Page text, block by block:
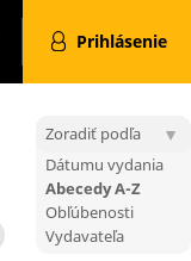
Prihlásenie
Zoradiť podľa
Dátumu vydania
Abecedy A-Z
Obľúbenosti
Vydavateľa